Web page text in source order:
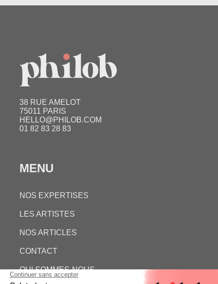
38 RUE AMELOT
75011 PARIS
HELLO@PHILOB.COM
01 82 83 28 83
MENU
NOS EXPERTISES
LES ARTISTES
NOS ARTICLES
CONTACT
QUI SOMMES-NOUS